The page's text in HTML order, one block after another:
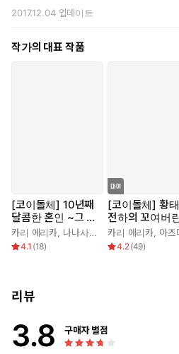
2017.12.04업데이트
작가의 대표 작품
[코이돌체] 10년째
달콤한 혼인 ~그 계
약, 끝난 거 아닌가
요？~
카리 에리카 나나사토 루미
4.1 (18)
[코이돌체] 황
전하의 꼬여버
점욕
카리 에리카 아즈마 마
4.2(49)
리뷰
3.8 구매자 별점